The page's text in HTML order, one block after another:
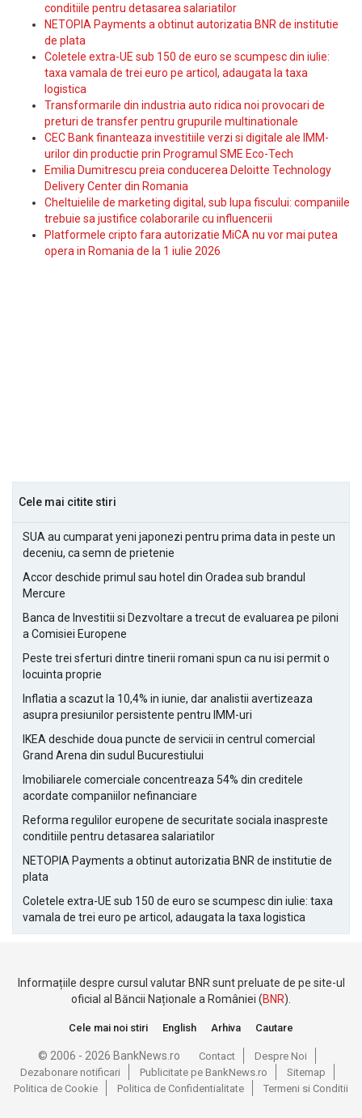
conditiile pentru detasarea salariatilor
NETOPIA Payments a obtinut autorizatia BNR de institutie
de plata
Coletele extra-UE sub 150 de euro se scumpesc din iulie:
taxa vamala de trei euro pe articol, adaugata la taxa
logistica
Transformarile din industria auto ridica noi provocari de
preturi de transfer pentru grupurile multinationale
CEC Bank finanteaza investitiile verzi si digitale ale IMM-
urilor din productie prin Programul SME Eco-Tech
Emilia Dumitrescu preia conducerea Deloitte Technology
Delivery Center din Romania
Cheltuielile de marketing digital, sub lupa fiscului: companiile
trebuie sa justifice colaborarile cu influencerii
Platformele cripto fara autorizatie MiCA nu vor mai putea
opera in Romania de la 1 iulie 2026
Cele mai citite stiri
SUA au cumparat yeni japonezi pentru prima data in peste un
deceniu, ca semn de prietenie
Accor deschide primul sau hotel din Oradea sub brandul
Mercure
Banca de Investitii si Dezvoltare a trecut de evaluarea pe piloni
a Comisiei Europene
Peste trei sferturi dintre tinerii romani spun ca nu isi permit o
locuinta proprie
Inflatia a scazut la 10,4% in iunie, dar analistii avertizeaza
asupra presiunilor persistente pentru IMM-uri
IKEA deschide doua puncte de servicii in centrul comercial
Grand Arena din sudul Bucurestiului
Imobiliarele comerciale concentreaza 54% din creditele
acordate companiilor nefinanciare
Reforma regulilor europene de securitate sociala inaspreste
conditiile pentru detasarea salariatilor
NETOPIA Payments a obtinut autorizatia BNR de institutie de
plata
Coletele extra-UE sub 150 de euro se scumpesc din iulie: taxa
vamala de trei euro pe articol, adaugata la taxa logistica
Informațiile despre cursul valutar BNR sunt preluate de pe site-ul
oficial al Băncii Naționale a României (BNR).
Cele mai noi stiri English Arhiva Cautare
© 2006 - 2026 BankNews.ro Contact
Despre Noi
Dezabonare notificari
Publicitate pe BankNews.ro
Sitemap
Politica de Cookie
Politica de Confidentialitate Termeni si Conditii